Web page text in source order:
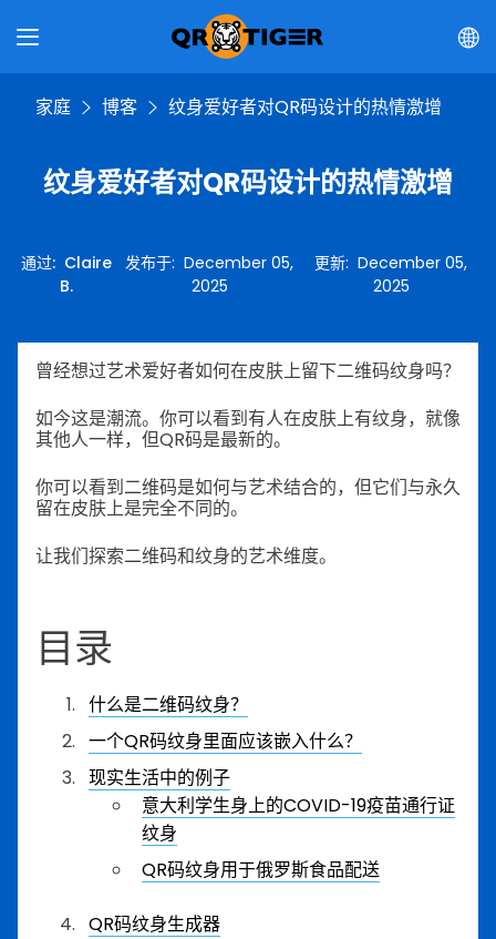
家庭 博客 纹身爱好者对QR码设计的热情激增
纹身爱好者对QR码设计的热情激增
通过: Claire
B.
发布于:December 05,
2025
更新:December 05,
2025
曾经想过艺术爱好者如何在皮肤上留下二维码纹身吗？
如今这是潮流。你可以看到有人在皮肤上有纹身，就像
其他人一样，但QR码是最新的。
你可以看到二维码是如何与艺术结合的，但它们与永久
留在皮肤上是完全不同的。
让我们探索二维码和纹身的艺术维度。
目录
什么是二维码纹身？
一个QR码纹身里面应该嵌入什么？
现实生活中的例子
意大利学生身上的COVID-19疫苗通行证
纹身
QR码纹身用于俄罗斯食品配送
QR码纹身生成器